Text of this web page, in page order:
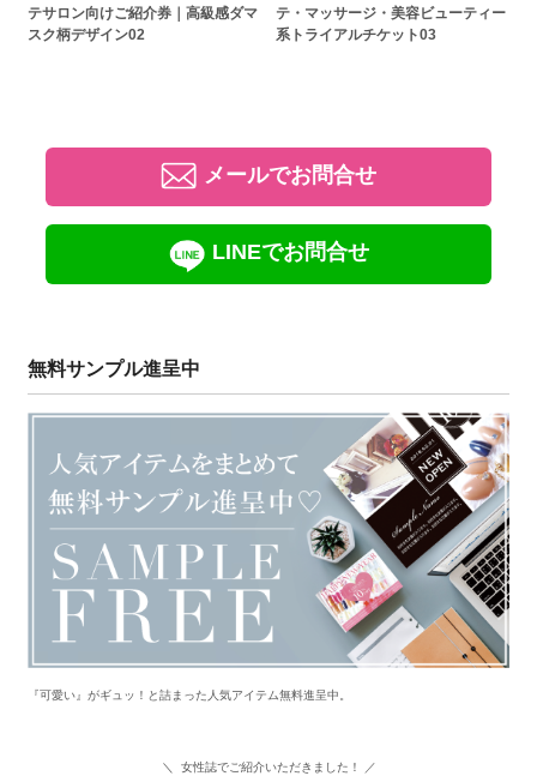
テサロン向けご紹介券｜高級感ダマ
スク柄デザイン02
テ・マッサージ・美容ビューティー
系トライアルチケット03
メールでお問合せ
LINEでお問合せ
無料サンプル進呈中
『可愛い』がギュッ！と詰まった人気アイテム無料進呈中。
＼ 女性誌でご紹介いただきました！ ／